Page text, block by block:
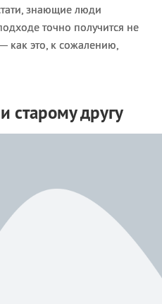
знающие люди
точно получится не
как это, к сожалению,
старому другу